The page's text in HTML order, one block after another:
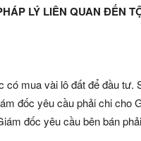
LÝ LIÊN QUAN ĐẾN
có mua vài lô đất để đầu tư.
đốc yêu cầu phải chi cho
đốc yêu cầu bên bán